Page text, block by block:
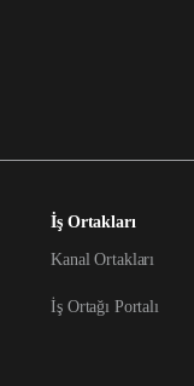
İş Ortakları
Kanal Ortakları
İş Ortağı Portalı